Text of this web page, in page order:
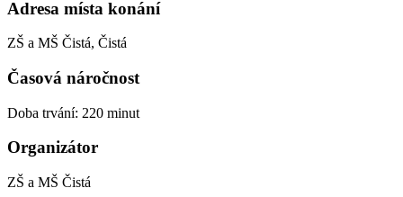
Adresa místa konání
ZŠ a MŠ Čistá, Čistá
Časová náročnost
Doba trvání: 220 minut
Organizátor
ZŠ a MŠ Čistá